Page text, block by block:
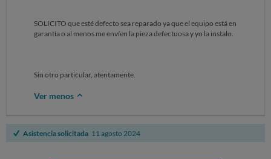
SOLICITO que esté defecto sea reparado ya que el equipo está en
garantía o al menos me envíen la pieza defectuosa y yo la instalo.
Sin otro particular, atentamente.
Ver menos
Asistencia solicitada 11 agosto 2024